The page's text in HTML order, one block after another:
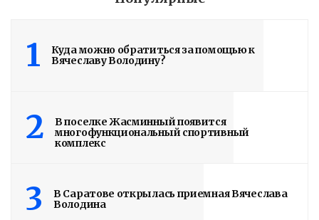
1
Куда можно обратиться за помощью к
Вячеславу Володину?
2
В поселке Жасминный появится
многофункциональный спортивный
комплекс
3
В Саратове открылась приемная Вячеслава
Володина
Володин: 31 августа
ЗАВЕРШЕНЫ
4 дня назад
Read More